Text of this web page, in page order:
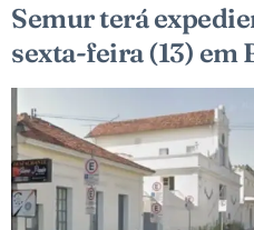
Semur terá
sexta-feira (13) em